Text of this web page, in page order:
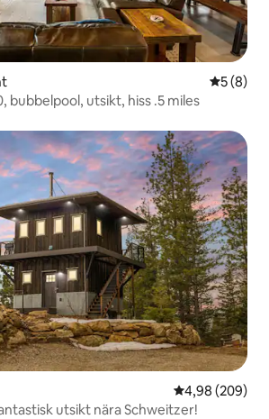
5 av 5 i
5 (8)
bubbelpool, utsikt, hiss .5 miles
4,98 av 5 i
4,98 (209)
utsikt nära Schweitzer!